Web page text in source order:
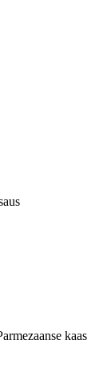
kaas